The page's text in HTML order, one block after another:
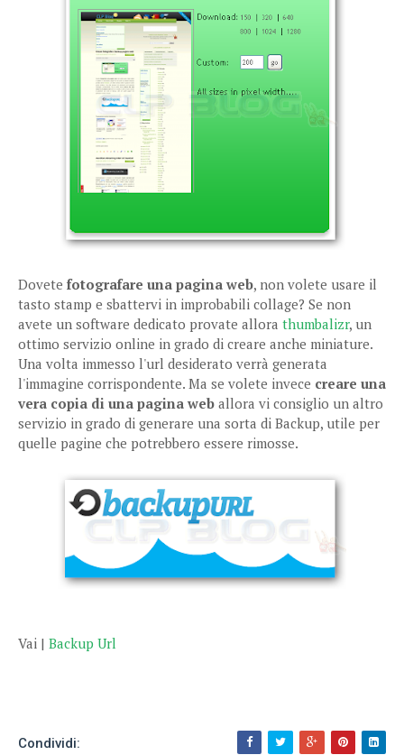
Dovete fotografare una pagina web, non volete usare il
tasto stamp e sbattervi in improbabili collage? Se non
avete un software dedicato provate allora thumbalizr, un
ottimo servizio online in grado di creare anche miniature.
Una volta immesso l'url desiderato verrà generata
l'immagine corrispondente. Ma se volete invece creare una
vera copia di una pagina web allora vi consiglio un altro
servizio in grado di generare una sorta di Backup, utile per
quelle pagine che potrebbero essere rimosse.
Vai | Backup Url
Condividi: